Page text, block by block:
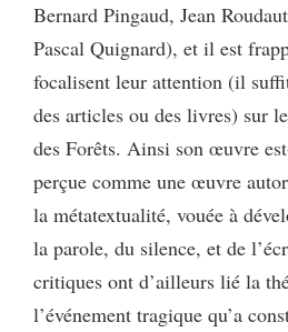
Bernard Pingaud, Jean
Pascal Quignard), et il est
focalisent leur attention (il
des articles ou des livres) sur
des Forêts. Ainsi son œuvre
perçue comme une œuvre
la métatextualité, vouée à
la parole, du silence, et de
critiques ont d’ailleurs lié la
l’événement tragique qu’a